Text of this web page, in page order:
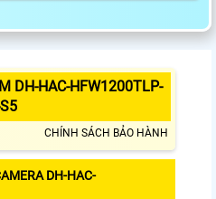
DH-HAC-HFW1200TLP-
CHÍNH SÁCH BẢO HÀNH
DH-HAC-